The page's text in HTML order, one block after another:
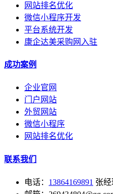
网站排名优化
微信小程序开发
平台系统开发
康企达美采购网入驻
成功案例
企业官网
门户网站
外贸网站
微信小程序
网站排名优化
联系我们
电话： 13864169891 张经